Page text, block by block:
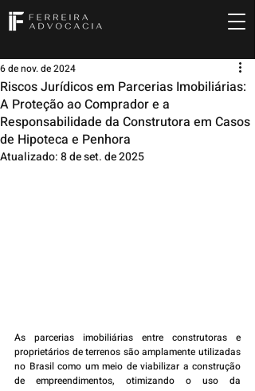
Riscos Jurídicos em Parcerias Imobiliárias:
A Proteção ao Comprador e a
Responsabilidade da Construtora em Casos
de Hipoteca e Penhora
6 de nov. de 2024
Atualizado:8 de set. de 2025
As parcerias imobiliárias entre construtoras e
proprietários de terrenos são amplamente utilizadas
no Brasil como um meio de viabilizar a construção
de empreendimentos, otimizando o uso da